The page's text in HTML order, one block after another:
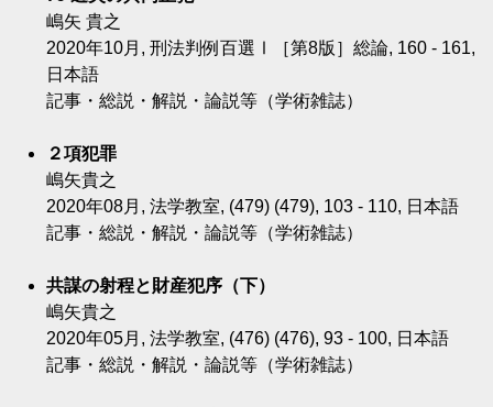
嶋矢 貴之
2020年10月, 刑法判例百選Ⅰ［第8版］総論, 160 - 161,
日本語
記事・総説・解説・論説等（学術雑誌）
２項犯罪
嶋矢貴之
2020年08月, 法学教室, (479) (479), 103 - 110, 日本語
記事・総説・解説・論説等（学術雑誌）
共謀の射程と財産犯序（下）
嶋矢貴之
2020年05月, 法学教室, (476) (476), 93 - 100, 日本語
記事・総説・解説・論説等（学術雑誌）